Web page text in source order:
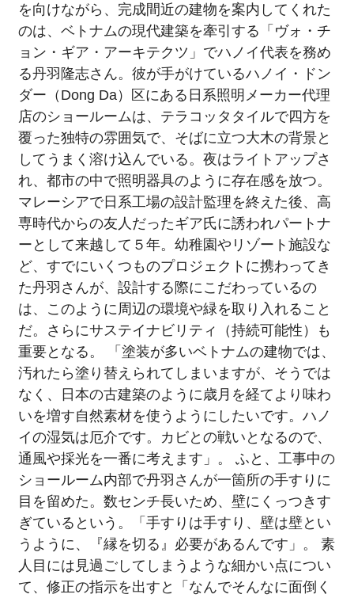
を向けながら、完成間近の建物を案内してくれた
のは、ベトナムの現代建築を牽引する「ヴォ・チ
ョン・ギア・アーキテクツ」でハノイ代表を務め
る丹羽隆志さん。彼が手がけているハノイ・ドン
ダー（Dong Da）区にある日系照明メーカー代理
店のショールームは、テラコッタタイルで四方を
覆った独特の雰囲気で、そばに立つ大木の背景と
してうまく溶け込んでいる。夜はライトアップさ
れ、都市の中で照明器具のように存在感を放つ。
マレーシアで日系工場の設計監理を終えた後、高
専時代からの友人だったギア氏に誘われパートナ
ーとして来越して５年。幼稚園やリゾート施設な
ど、すでにいくつものプロジェクトに携わってき
た丹羽さんが、設計する際にこだわっているの
は、このように周辺の環境や緑を取り入れること
だ。さらにサステイナビリティ（持続可能性）も
重要となる。 「塗装が多いベトナムの建物では、
汚れたら塗り替えられてしまいますが、そうでは
なく、日本の古建築のように歳月を経てより味わ
いを増す自然素材を使うようにしたいです。ハノ
イの湿気は厄介です。カビとの戦いとなるので、
通風や採光を一番に考えます」。 ふと、工事中の
ショールーム内部で丹羽さんが一箇所の手すりに
目を留めた。数センチ長いため、壁にくっつきす
ぎているという。「手すりは手すり、壁は壁とい
うように、『縁を切る』必要があるんです」。 素
人目には見過ごしてしまうような細かい点につい
て、修正の指示を出すと「なんでそんなに面倒く